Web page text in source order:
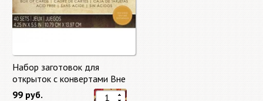
Набор заготовок для
открыток с конвертами Вне
времени (Timeless) от DCWV
99 руб.